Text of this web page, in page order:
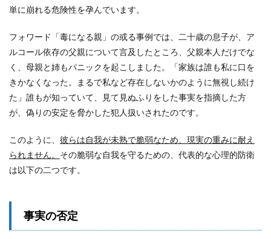
単に崩れる危険性を孕んでいます。
フォワード「毒になる親」の或る事例では、二十歳の息子が、ア
ルコール依存の父親について言及したところ、父親本人だけでな
く、母親と姉もパニックを起こしました。「家族は誰も私に口を
きかなくなった。まるで私など存在しないかのように無視し続け
た」誰もが知っていて、見て見ぬふりをした事実を指摘した方
が、偽りの安定を脅かした犯人扱いされたのです。
このように、 彼らは自我が未熟で脆弱なため、現実の重みに耐え
られません。 その脆弱な自我を守るための、代表的な心理的防衛
は以下の二つです。
事実の否定